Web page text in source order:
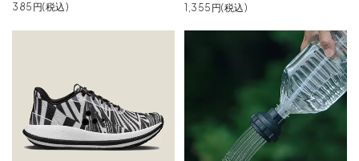
385円(税込)
1,355円(税込)